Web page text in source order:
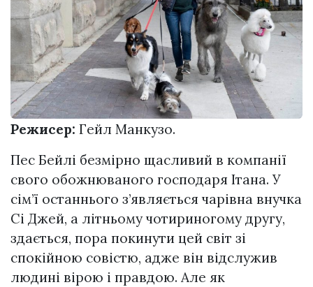
Режисер: Гейл Манкузо.
Пес Бейлі безмірно щасливий в компанії
свого обожнюваного господаря Ітана. У
сім’ї останнього з’являється чарівна внучка
Сі Джей, а літньому чотириногому другу,
здається, пора покинути цей світ зі
спокійною совістю, адже він відслужив
людині вірою і правдою. Але як